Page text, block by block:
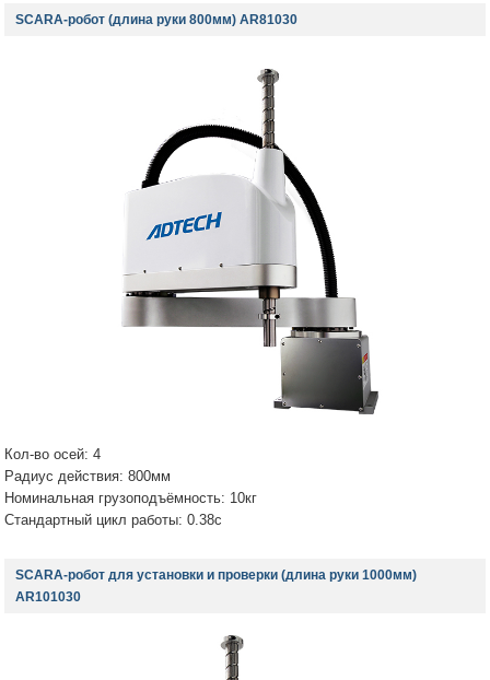
SCARA-робот (длина руки 800мм) AR81030
Кол-во осей: 4
Радиус действия: 800мм
Номинальная грузоподъёмность: 10кг
Стандартный цикл работы: 0.38с
SCARA-робот для установки и проверки (длина руки 1000мм)
AR101030